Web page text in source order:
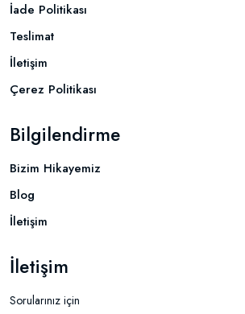
İade Politikası
Teslimat
İletişim
Çerez Politikası
Bilgilendirme
Bizim Hikayemiz
Blog
İletişim
İletişim
Sorularınız için